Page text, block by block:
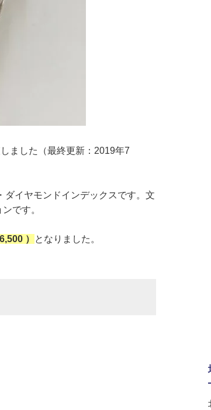
ました（最終更新：2019年7
ダイヤモンドインデックスです。文
です。
） となりました。